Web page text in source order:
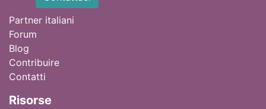
Partner italiani
Forum
Blog
Contribuire
Contatti
Risorse